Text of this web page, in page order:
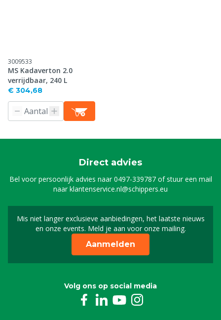
3009533
MS Kadaverton 2.0
verrijdbaar, 240 L
€ 304,68
Direct advies
Bel voor persoonlijk advies naar0497-339787of stuur een mail
naarklantenservice.nl@schippers.eu
Mis niet langer exclusieve aanbiedingen, het laatste nieuws
en onze events. Meld je aan voor onze mailing.
Schrijf je in voor onze
Aanmelden
Volg ons op social media